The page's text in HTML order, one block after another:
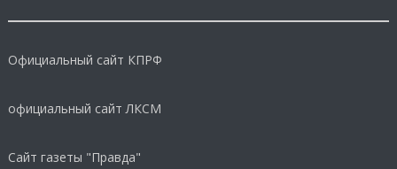
Официальный сайт КПРФ
официальный сайт ЛКСМ
Сайт газеты "Правда"